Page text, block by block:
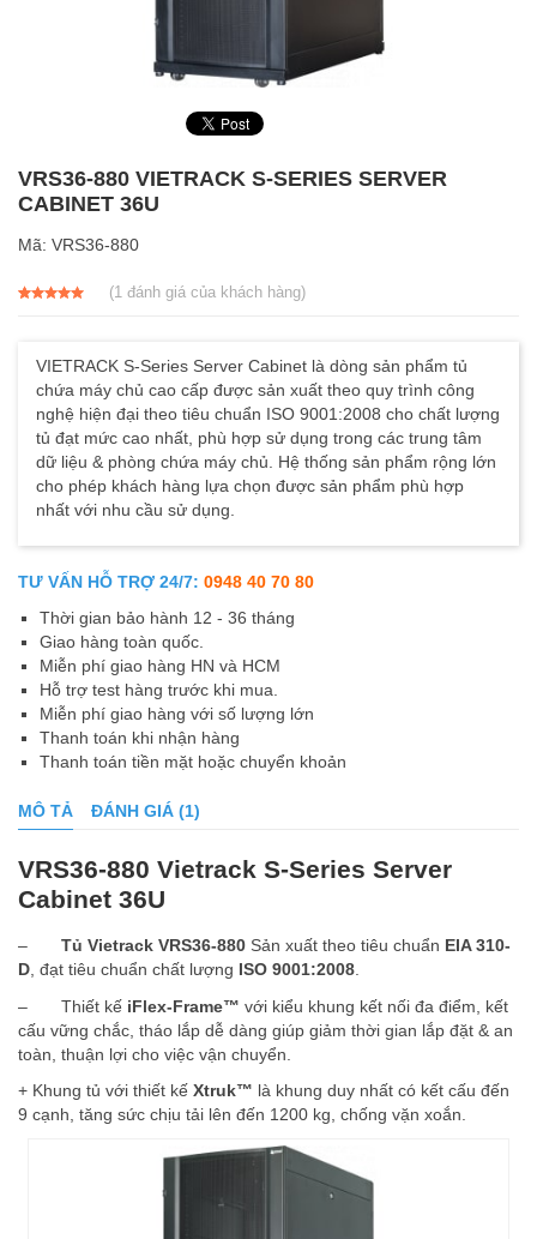
VRS36-880 VIETRACK S-SERIES SERVER
CABINET 36U
Mã: VRS36-880
(1đánh giá của khách hàng)
VIETRACK S-Series Server Cabinet là dòng sản phẩm tủ
chứa máy chủ cao cấp được sản xuất theo quy trình công
nghệ hiện đại theo tiêu chuẩn ISO 9001:2008 cho chất lượng
tủ đạt mức cao nhất, phù hợp sử dụng trong các trung tâm
dữ liệu & phòng chứa máy chủ. Hệ thống sản phẩm rộng lớn
cho phép khách hàng lựa chọn được sản phẩm phù hợp
nhất với nhu cầu sử dụng.
TƯ VẤN HỖ TRỢ 24/7: 0948 40 70 80
Thời gian bảo hành 12 - 36 tháng
Giao hàng toàn quốc.
Miễn phí giao hàng HN và HCM
Hỗ trợ test hàng trước khi mua.
Miễn phí giao hàng với số lượng lớn
Thanh toán khi nhận hàng
Thanh toán tiền mặt hoặc chuyển khoản
MÔ TẢ ĐÁNH GIÁ (1)
VRS36-880 Vietrack S-Series Server
Cabinet 36U
– Tủ Vietrack VRS36-880 Sản xuất theo tiêu chuẩn EIA 310-
D, đạt tiêu chuẩn chất lượng ISO 9001:2008.
– Thiết kế iFlex-Frame™ với kiểu khung kết nối đa điểm, kết
cấu vững chắc, tháo lắp dễ dàng giúp giảm thời gian lắp đặt & an
toàn, thuận lợi cho việc vận chuyển.
+ Khung tủ với thiết kế Xtruk™ là khung duy nhất có kết cấu đến
9 cạnh, tăng sức chịu tải lên đến 1200 kg, chống vặn xoắn.